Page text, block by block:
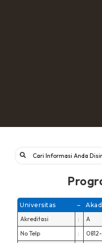
Universitas –
Akreditasi
:
A
No Telp
: